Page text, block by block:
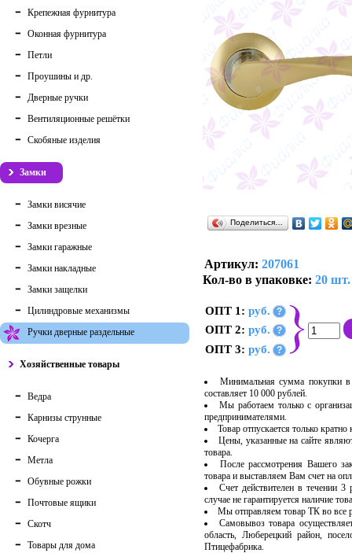
Крепежная фурнитура
Оконная фурнитура
Петли
Проушины и др.
Дверные ручки
Вентиляционные решётки
Скобяные изделия
Замки
Замки висячие
Замки врезные
Замки гаражные
Замки накладные
Замки защелки
Цилиндровые механизмы
Ручки дверные раздельные
Хозяйственные товары
Ведра
Карнизы струнные
Кочерга
Метла
Обувные рожки
Почтовые ящики
Скотч
Товары для дома
Поделиться…
Артикул: 207061
Кол-во в упаковке: 20 шт.
ОПТ 1: руб. ?
ОПТ 2: руб. ?
ОПТ 3: руб. ?
Минимальная сумма покупки в
составляет 10 000 рублей.
Мы работаем только с
предпринимателями.
Товар отпускается только
Цены, указанные на сайте
товара.
После рассмотрения Вашего
товара и выставляем Вам счет на
Счет действителен в течении
случае не гарантируется наличие
Мы отправляем товар ТК во
Самовывоз товара
область, Люберецкий район,
Птицефабрика.